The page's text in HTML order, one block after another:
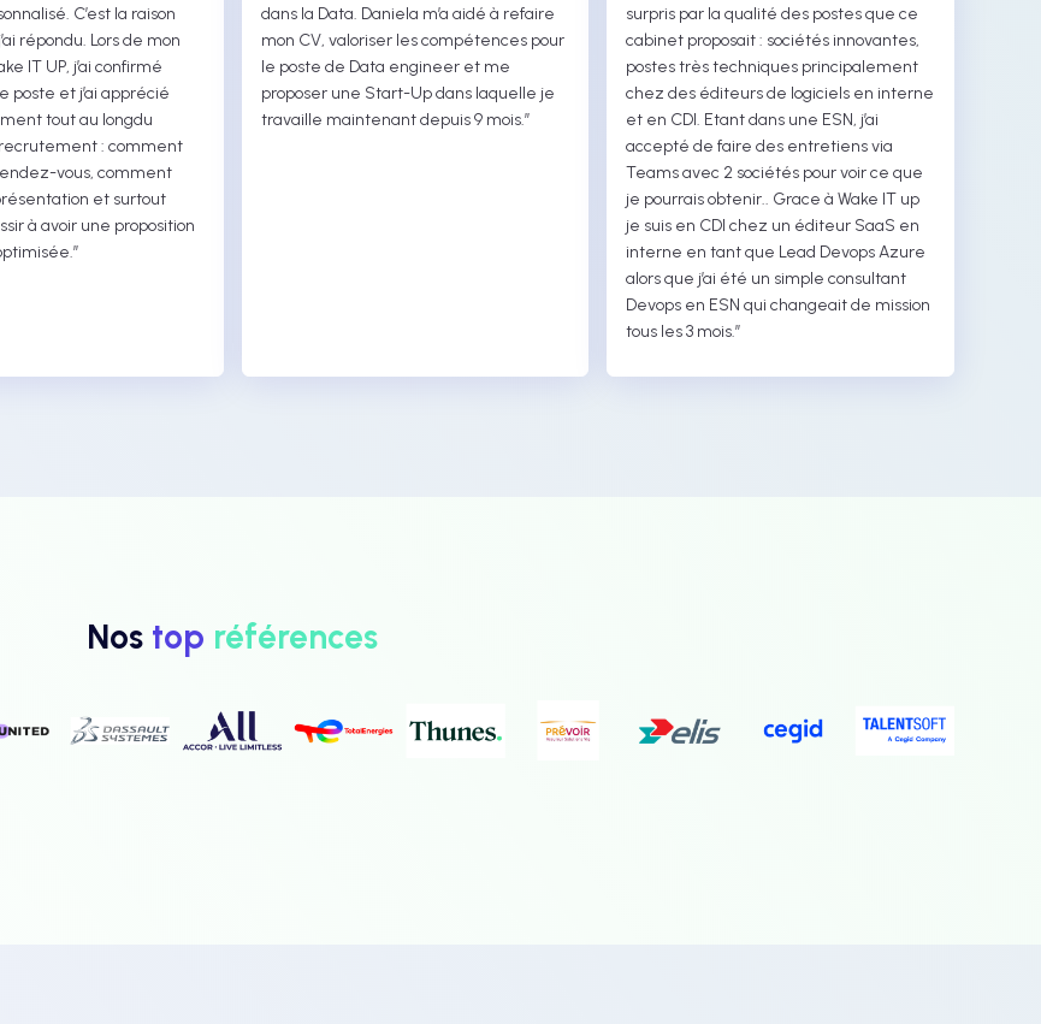
C’est la raison
répondu. Lors de mon
IT UP, j’ai confirmé
poste et j’ai apprécié
tout au longdu
: comment
vous, comment
et surtout
à avoir une proposition
dans la Data. Daniela m’a aidé à refaire
mon CV, valoriser les compétences pour
le poste de Data engineer et me
proposer une Start-Up dans laquelle je
travaille maintenant depuis 9 mois.”
surpris par la qualité des postes que ce
cabinet proposait : sociétés innovantes,
postes très techniques principalement
chez des éditeurs de logiciels en interne
et en CDI. Etant dans une ESN, j’ai
accepté de faire des entretiens via
Teams avec 2 sociétés pour voir ce que
je pourrais obtenir.. Grace à Wake IT up
je suis en CDI chez un éditeur SaaS en
interne en tant que Lead Devops Azure
alors que j’ai été un simple consultant
Devops en ESN qui changeait de mission
tous les 3 mois.”
Nos top références